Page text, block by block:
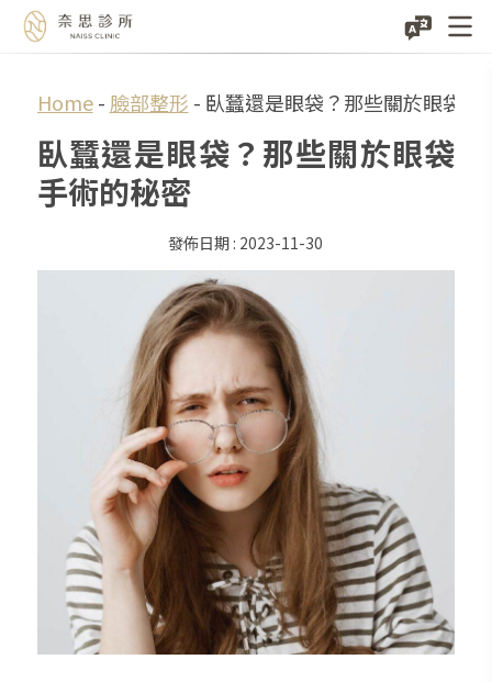
content
Home- 臉部整形 - 臥蠶還是眼袋？那些關於眼袋手
臥蠶還是眼袋？那些關於眼袋
手術的秘密
2023-11-30